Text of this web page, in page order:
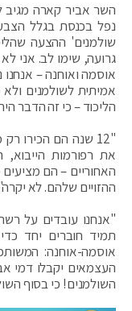
השר אביר קארה מגיב
נפל בכנסת בגלל
שולמנים' ההצעה
גרועה, שימו לב. אני
אוסמה ואוחנה –
אמיתית לשולמנים ולא
הליכוד – כי זה הדבר
"12 שנה הם הכירו
את רפורמות הייבוא,
האחוריים – הם
ההזויים שלהם. לא
"אנחנו עובדים על
תמיד חוברים יחד
אוסמה-אוחנה:
העצמאים יקבלו דמי
השולמנים! כי בסוף